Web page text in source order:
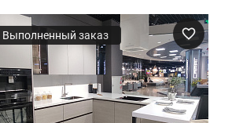
Выполненный заказ